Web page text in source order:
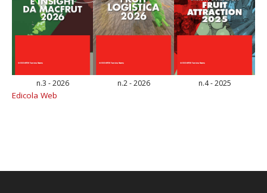
n.3 - 2026 n.2 - 2026 n.4 - 2025
Edicola Web